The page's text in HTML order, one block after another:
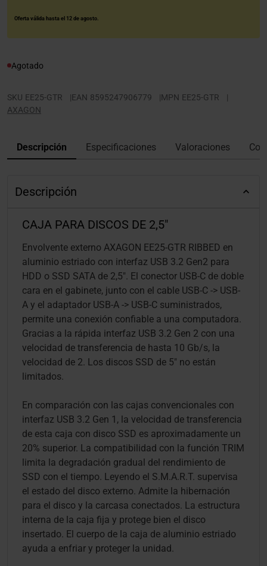
Oferta válida hasta el 12 de agosto.
Agotado
SKU EE25-GTR |EAN 8595247906779 |MPN EE25-GTR
|
AXAGON
Descripción Especificaciones Valoraciones
Descripción
CAJA PARA DISCOS DE 2,5"
Envolvente externo AXAGON EE25-GTR RIBBED en
aluminio estriado con interfaz USB 3.2 Gen2 para
HDD o SSD SATA de 2,5". El conector USB-C de doble
cara en el gabinete, junto con el cable USB-C -> USB-
A y el adaptador USB-A -> USB-C suministrados,
permite una conexión confiable a una computadora.
Gracias a la rápida interfaz USB 3.2 Gen 2 con una
velocidad de transferencia de hasta 10 Gb/s, la
velocidad de 2. Los discos SSD de 5" no están
limitados.
En comparación con las cajas convencionales con
interfaz USB 3.2 Gen 1, la velocidad de transferencia
de esta caja con disco SSD es aproximadamente un
20% superior. La compatibilidad con la función TRIM
limita la degradación gradual del rendimiento de
SSD con el tiempo. Leyendo el S.M.A.R.T. supervisa
el estado del disco externo. Admite la hibernación
para el disco y la carcasa conectados. La estructura
interna de la caja fija y protege bien el disco
insertado. El cuerpo de la caja de aluminio estriado
ayuda a enfriar y proteger la unidad.